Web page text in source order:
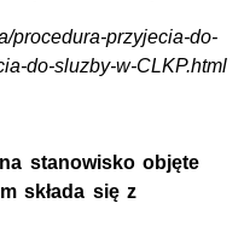
procedura-przyjecia-do-
do-sluzby-w-CLKP.html
stanowisko objęte
składa się z